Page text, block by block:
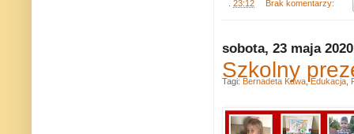
23:12 Brak komentarzy:
sobota, 23 maja 2020
Szkolny
Tagi: Bernadeta Kawa,Edukacja